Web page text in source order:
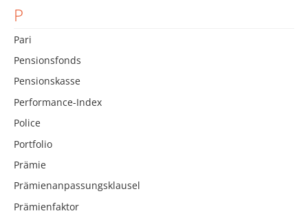
P
Pari
Pensionsfonds
Pensionskasse
Performance-Index
Police
Portfolio
Prämie
Prämienanpassungsklausel
Prämienfaktor